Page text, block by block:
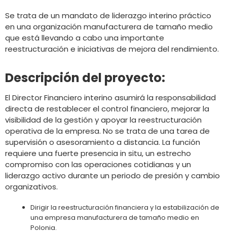
Se trata de un mandato de liderazgo interino práctico
en una organización manufacturera de tamaño medio
que está llevando a cabo una importante
reestructuración e iniciativas de mejora del rendimiento.
Descripción del proyecto:
El Director Financiero interino asumirá la responsabilidad
directa de restablecer el control financiero, mejorar la
visibilidad de la gestión y apoyar la reestructuración
operativa de la empresa. No se trata de una tarea de
supervisión o asesoramiento a distancia. La función
requiere una fuerte presencia in situ, un estrecho
compromiso con las operaciones cotidianas y un
liderazgo activo durante un periodo de presión y cambio
organizativos.
Dirigir la reestructuración financiera y la estabilización de
una empresa manufacturera de tamaño medio en
Polonia.